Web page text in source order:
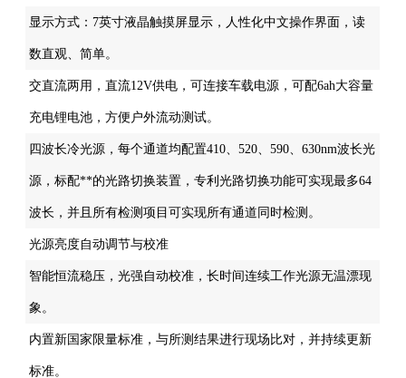
显示方式：7英寸液晶触摸屏显示，人性化中文操作界面，读
数直观、简单。
交直流两用，直流12V供电，可连接车载电源，可配6ah大容量
充电锂电池，方便户外流动测试。
四波长冷光源，每个通道均配置410、520、590、630nm波长光
源，标配**的光路切换装置，专利光路切换功能可实现最多64
波长，并且所有检测项目可实现所有通道同时检测。
光源亮度自动调节与校准
智能恒流稳压，光强自动校准，长时间连续工作光源无温漂现
象。
内置新国家限量标准，与所测结果进行现场比对，并持续更新
标准。